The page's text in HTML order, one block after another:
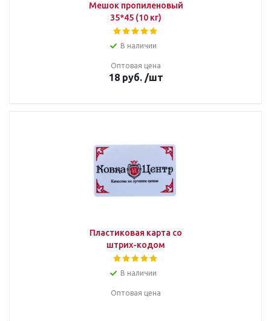
Мешок пропиленовый
35*45 (10 кг)
В наличии
Оптовая цена
18руб. /шт
Пластиковая карта со
штрих-кодом
В наличии
Оптовая цена